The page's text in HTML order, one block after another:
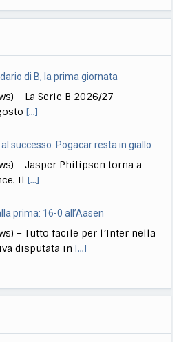
di B, la prima giornata
– La Serie B 2026/27
[...]
successo. Pogacar resta in giallo
– Jasper Philipsen torna a
Il[...]
prima: 16-0 all’Aasen
– Tutto facile per l’Inter nella
disputata in[...]
– Il 18 settembre esce "Sono
l’antologia